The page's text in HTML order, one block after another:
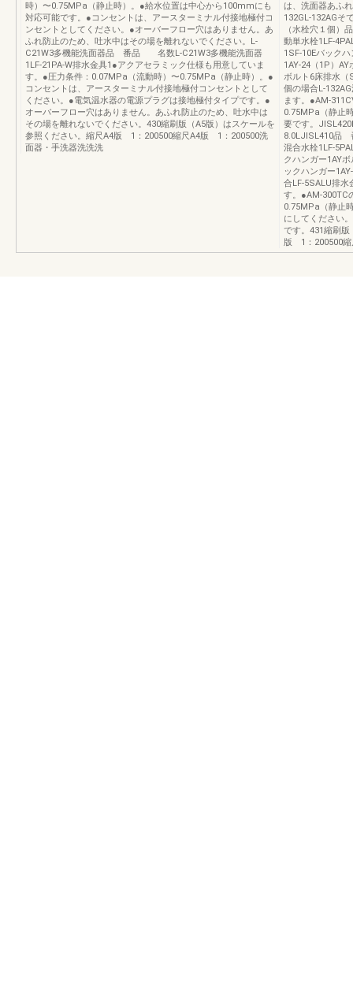
時）〜0.75MPa（静止時）。●給水位置は中心から100mmにも
対応可能です。●コンセントは、アースターミナル付接地極付コ
ンセントとしてください。●オーバーフロー穴はありません。あ
ふれ防止のため、吐水中はその場を離れないでください。L-
C21W3多機能洗面器品 番品 名数L-C21W3多機能洗面器
1LF-21PA-W排水金具1●アクアセラミック仕様も用意していま
す。●圧力条件：0.07MPa（流動時）〜0.75MPa（静止時）。●
コンセントは、アースターミナル付接地極付コンセントとして
ください。●電気温水器の電源プラグは接地極付タイプです。●
オーバーフロー穴はありません。あふれ防止のため、吐水中は
その場を離れないでください。430縮刷版（A5版）はスケールを
参照ください。縮尺A4版 1：200500縮尺A4版 1：200500洗
面器・手洗器洗洗洗
は、洗面器あふ
132GL-132AGそ
（水栓穴１個
動単水栓1LF-
1SF-10Eバック
1AY-24（1P）
ボルト6床排水（
個の場合L-
ます。●AM-
0.75MPa（静止
要です。
8.0LJISL410品
混合水栓1LF-
クハンガー1AY
ックハンガー
合LF-5SALU排水
す。●AM-300TC
0.75MPa（静止
にしてください
です。431縮刷版
版 1：200500縮